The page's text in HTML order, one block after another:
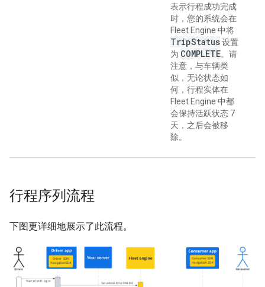
表示行程成功完成
时，您的系统会在
Fleet Engine 中将
TripStatus设置
为 COMPLETE。请
注意，与车辆类
似，无论状态如
何，行程实体在
Fleet Engine 中都
会保持活跃状态 7
天，之后会被移
除。
行程序列流程
下图更详细地展示了此流程。